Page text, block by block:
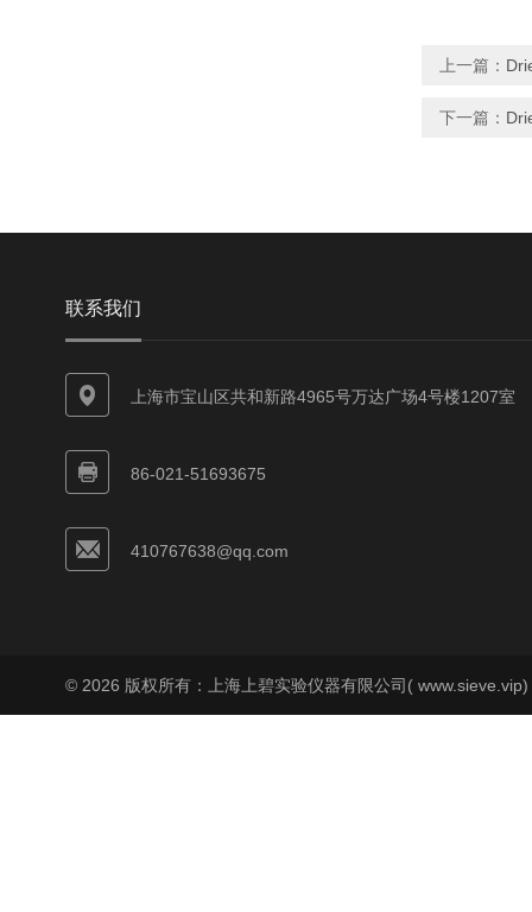
上一篇：
下一篇：
联系我们
上海市宝山区共和新路4965号万达广场4号楼1207室
86-021-51693675
410767638@qq.com
© 2026 版权所有：上海上碧实验仪器有限公司(